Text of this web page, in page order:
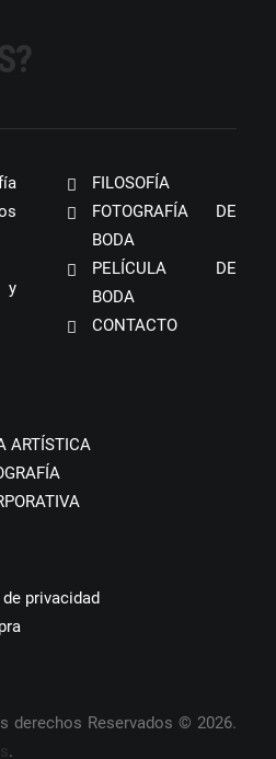
y
FILOSOFÍA
FOTOGRAFÍA DE
BODA
PELÍCULA DE
BODA
CONTACTO
ARTÍSTICA
privacidad
derechos Reservados © 2026.
.